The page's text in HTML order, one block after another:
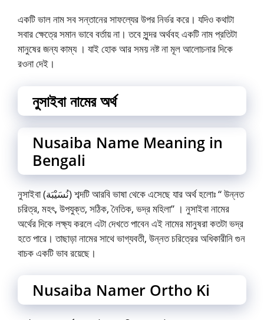
একটি ভাল নাম সব সন্তানের সাফল্যের উপর নির্ভর করে। যদিও কথাটা
সবার ক্ষেত্রে সমান ভাবে বর্তায় না। তবে সুন্দর অর্থবহ একটি নাম প্রতিটা
মানুষের জন্য কাম্য । যাই হোক আর সময় নষ্ট না মূল আলোচনার দিকে
রওনা দেই।
নুসাইবা নামের অর্থ
Nusaiba Name Meaning in
Bengali
নুসাইবা (نُسَيْبَة) শব্দটি আরবি ভাষা থেকে এসেছে যার অর্থ হলোঃ “ উন্নত
চরিত্র, মহৎ, উপযুক্ত, সঠিক, নৈতিক, ভদ্র মহিলা” । নুসাইবা নামের
অর্থের দিকে লক্ষ্য করলে এটা দেখতে পাবেন এই নামের মানুষরা কতটা ভদ্র
হতে পারে। তাছাড়া নামের সাথে ভাগ্যবতী, উন্নত চরিত্রের অধিকারীনি গুন
বাচক একটি ভাব রয়েছে।
Nusaiba Namer Ortho Ki